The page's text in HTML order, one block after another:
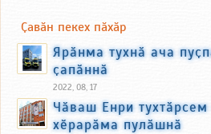
Ҫавӑн пекех пӑхӑр
Ярӑнма тухнӑ ача
ҫапӑннӑ
2022, 08, 17
Чӑваш Енри
хӗрарӑма пулӑшнӑ